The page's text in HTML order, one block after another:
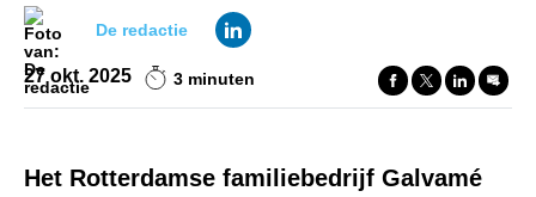
De redactie
27 okt. 2025 3 minuten
Het Rotterdamse familiebedrijf Galvamé